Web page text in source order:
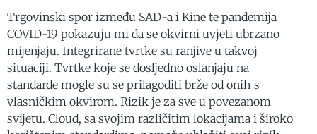
Trgovinski spor između SAD-a i Kine te pandemija
COVID-19 pokazuju mi da se okvirni uvjeti ubrzano
mijenjaju. Integrirane tvrtke su ranjive u takvoj
situaciji. Tvrtke koje se dosljedno oslanjaju na
standarde mogle su se prilagoditi brže od onih s
vlasničkim okvirom. Rizik je za sve u povezanom
svijetu. Cloud, sa svojim različitim lokacijama i široko